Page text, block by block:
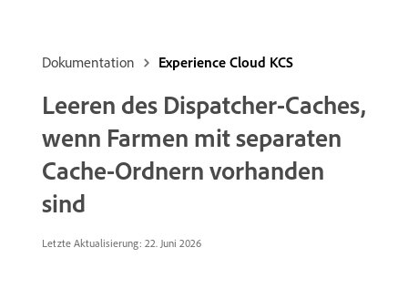
Dokumentation Experience Cloud KCS
Leeren des Dispatcher-Caches,
wenn Farmen mit separaten
Cache-Ordnern vorhanden
sind
Letzte Aktualisierung: 22. Juni 2026